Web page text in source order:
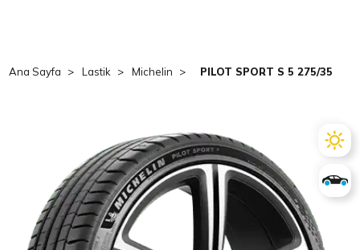
Ana Sayfa Lastik Michelin PILOT SPORT S 5 275/35R21